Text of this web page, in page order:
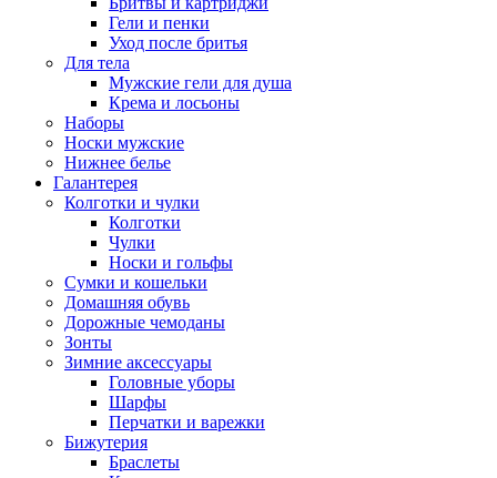
Гели и пенки
Уход после бритья
Для тела
Мужские гели для душа
Крема и лосьоны
Наборы
Носки мужские
Нижнее белье
Галантерея
Колготки и чулки
Колготки
Чулки
Носки и гольфы
Сумки и кошельки
Домашняя обувь
Дорожные чемоданы
Зонты
Зимние аксессуары
Головные уборы
Шарфы
Перчатки и варежки
Бижутерия
Браслеты